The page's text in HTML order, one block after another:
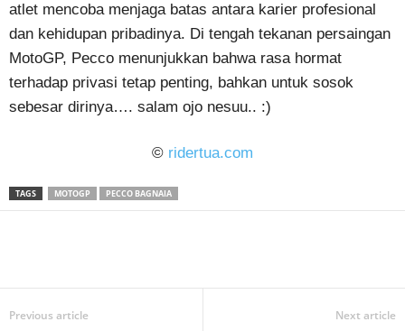
atlet mencoba menjaga batas antara karier profesional
dan kehidupan pribadinya. Di tengah tekanan persaingan
MotoGP, Pecco menunjukkan bahwa rasa hormat
terhadap privasi tetap penting, bahkan untuk sosok
sebesar dirinya…. salam ojo nesuu.. :)
© ridertua.com
TAGS MOTOGP PECCO BAGNAIA
Previous article Next article